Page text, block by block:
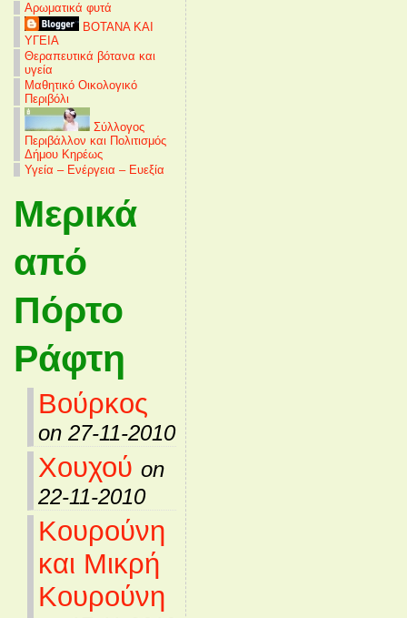
Αρωματικά φυτά
ΒΟΤΑΝΑ ΚΑΙ
ΥΓΕΙΑ
Θεραπευτικά βότανα και
υγεία
Μαθητικό Οικολογικό
Περιβόλι
Σύλλογος
Περιβάλλον και Πολιτισμός
Δήμου Κηρέως
Υγεία – Ενέργεια – Ευεξία
Μερικά
από
Πόρτο
Ράφτη
Βούρκος
on 27-11-2010
Χουχού on
22-11-2010
Κουρούνη
και Μικρή
Κουρούνη